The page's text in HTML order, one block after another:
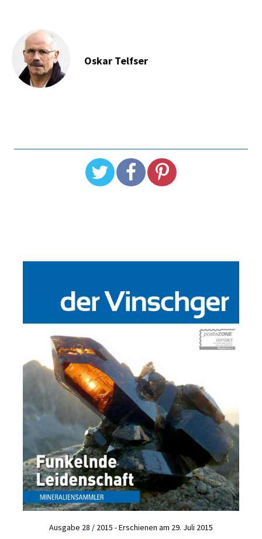
Oskar Telfser
Ausgabe 28 / 2015 - Erschienen am 29. Juli 2015